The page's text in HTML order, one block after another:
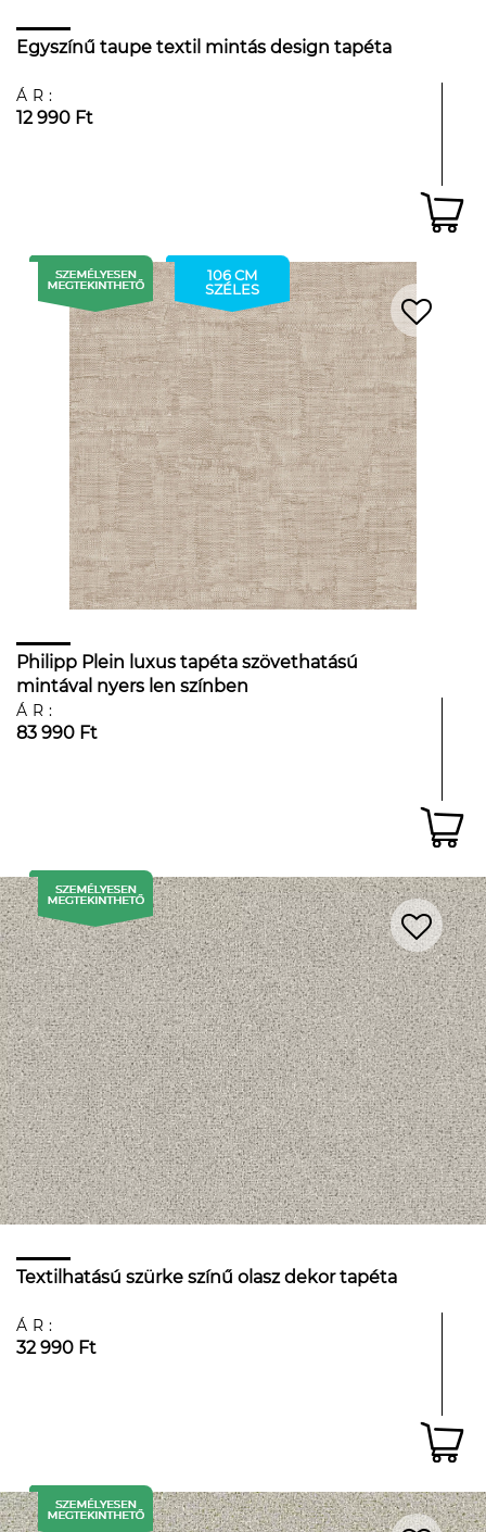
Egyszínű taupe textil mintás design tapéta
ÁR:
12 990 Ft
106 CM
SZÉLES
Philipp Plein luxus tapéta szövethatású
mintával nyers len színben
ÁR:
83 990 Ft
Textilhatású szürke színű olasz dekor tapéta
ÁR:
32 990 Ft